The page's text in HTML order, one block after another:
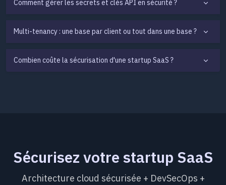
Comment gérer les secrets et clés API en sécurité ?
Multi-tenancy : une base par client ou tout dans une base ?
Combien coûte la sécurisation d'une startup SaaS ?
Sécurisez votre startup SaaS
Architecture cloud sécurisée + DevSecOps +